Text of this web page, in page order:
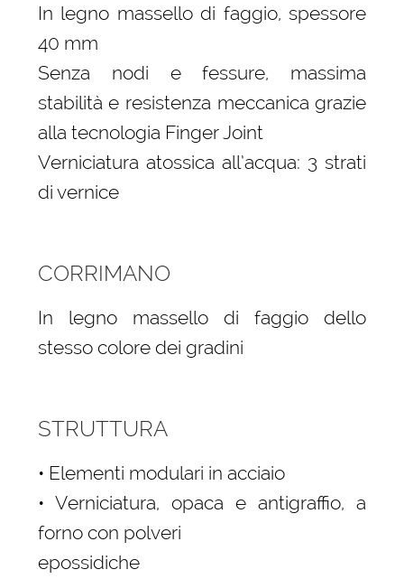
In legno massello di faggio, spessore
40 mm
Senza nodi e fessure, massima
stabilità e resistenza meccanica grazie
alla tecnologia Finger Joint
Verniciatura atossica all’acqua: 3 strati
di vernice
CORRIMANO
In legno massello di faggio dello
stesso colore dei gradini
STRUTTURA
• Elementi modulari in acciaio
• Verniciatura, opaca e antigraffio, a
forno con polveri
epossidiche